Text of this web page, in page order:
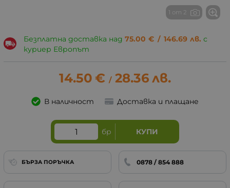
1 от 2
Безплатна доставка над 75.00 € / 146.69 лв. с
куриер Европът
14.50 € / 28.36 лв.
В наличност Доставка и плащане
бр КУПИ
БЪРЗА ПОРЪЧКА 0878 / 854 888